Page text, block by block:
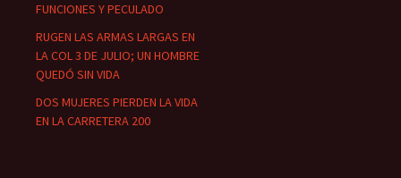
FUNCIONES Y PECULADO
RUGEN LAS ARMAS LARGAS EN
LA COL 3 DE JULIO; UN HOMBRE
QUEDÓ SIN VIDA
DOS MUJERES PIERDEN LA VIDA
EN LA CARRETERA 200